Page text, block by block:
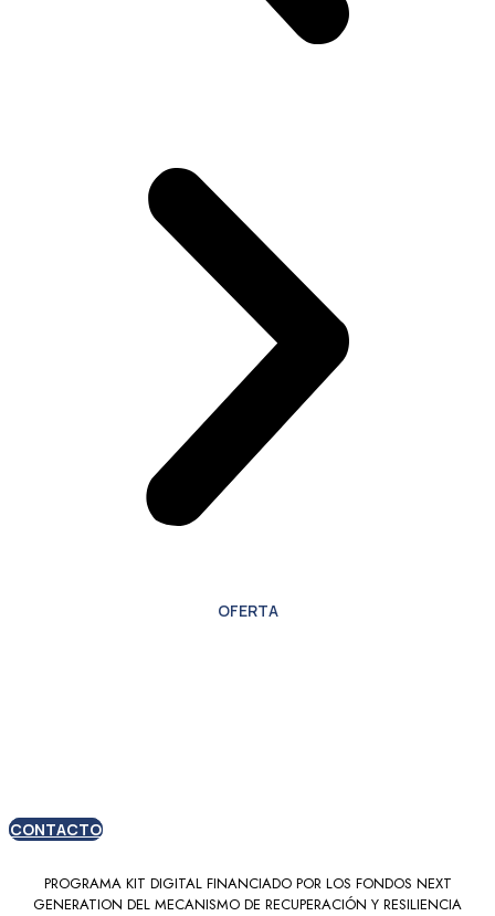
OFERTA
CONTACTO
PROGRAMA KIT DIGITAL FINANCIADO POR LOS FONDOS NEXT
GENERATION DEL MECANISMO DE RECUPERACIÓN Y RESILIENCIA